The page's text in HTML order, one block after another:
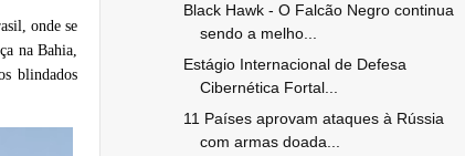
onde se
na Bahia,
blindados
Black Hawk - O Falcão Negro continua
sendo a melho...
Estágio Internacional de Defesa
Cibernética Fortal...
11 Países aprovam ataques à Rússia
com armas doada...